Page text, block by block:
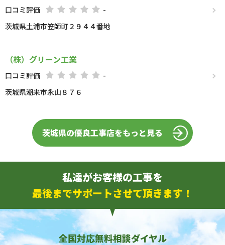
口コミ評価
-
茨城県土浦市笠師町２９４４番地
（株）グリーン工業
口コミ評価
-
茨城県潮来市永山８７６
茨城県の優良工事店をもっと見る
私達がお客様の工事を
最後までサポートさせて頂きます！
全国対応無料相談ダイヤル